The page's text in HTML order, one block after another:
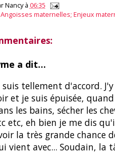
Nancy à 06:35
Angoisses maternelles; Enjeux
a dit…
suis tellement d'accord.
et je suis épuisée,
les bains, sécher les
etc, eh bien je me dis
la très grande chance
vient avec... Soudain, la